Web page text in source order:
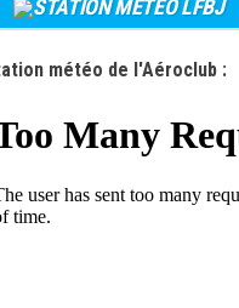
STATION MÉTÉO LFBJ
météo de l'Aéroclub :